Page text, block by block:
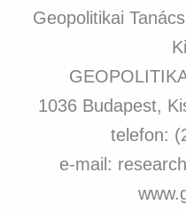
Geopolitikai
1036 Budapest,
telefon:
e-mail: